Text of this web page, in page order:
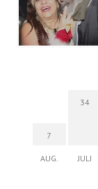
7
AUG.
34
JULI